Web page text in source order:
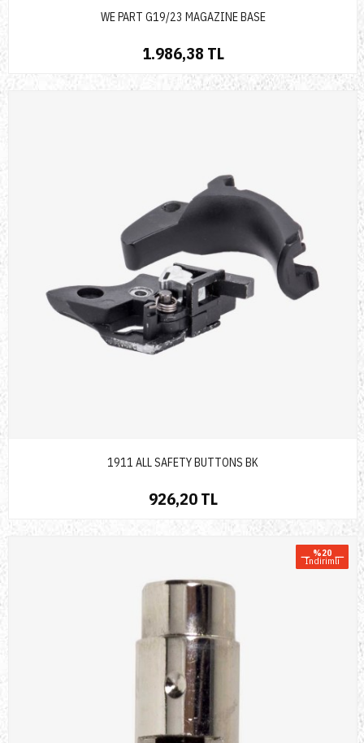
WE PART G19/23 MAGAZINE BASE
1.986,38 TL
1911 ALL SAFETY BUTTONS BK
926,20 TL
%20
Indirimli